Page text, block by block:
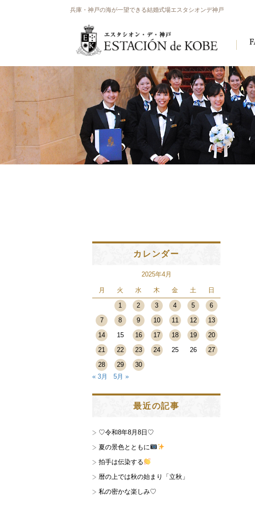
兵庫・神戸の海が一望できる結婚式場エスタシオンデ神戸
カレンダー
2025年4月
月 火 水 木 金 土 日
1 2 3 4 5
6
7
8 9 10 11 12
13
14
15 16 17 18 19
20
21
22 23 24 25 26
27
28
29
30
« 3月
5月 »
最近の記事
♡令和8年8月8日♡
夏の景色とともに
拍手は伝染する
暦の上では秋の始まり「立秋」
私の密かな楽しみ♡